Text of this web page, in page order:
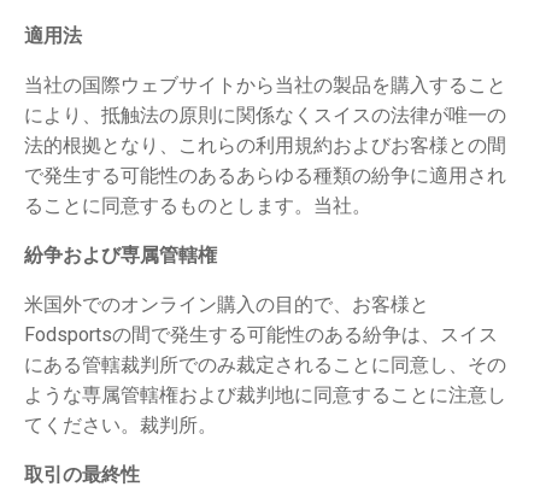
適用法
当社の国際ウェブサイトから当社の製品を購入すること
により、抵触法の原則に関係なくスイスの法律が唯一の
法的根拠となり、これらの利用規約およびお客様との間
で発生する可能性のあるあらゆる種類の紛争に適用され
ることに同意するものとします。当社。
紛争および専属管轄権
米国外でのオンライン購入の目的で、お客様と
Fodsportsの間で発生する可能性のある紛争は、スイス
にある管轄裁判所でのみ裁定されることに同意し、その
ような専属管轄権および裁判地に同意することに注意し
てください。裁判所。
取引の最終性